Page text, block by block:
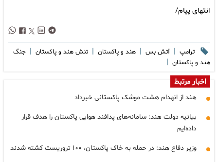
انتهای پیام/
ترامپ | آتش بس | هند و پاکستان | تنش هند و پاکستان | جنگ
هند و پاکستان |
اخبار مرتبط
هند از انهدام هشت موشک پاکستانی خبرداد
بیانیه دولت هند: سامانه‌های پدافند هوایی پاکستان را هدف قرار
داده‌ایم
وزیر دفاع هند: در حمله به خاک پاکستان، ۱۰۰ تروریست کشته شدند